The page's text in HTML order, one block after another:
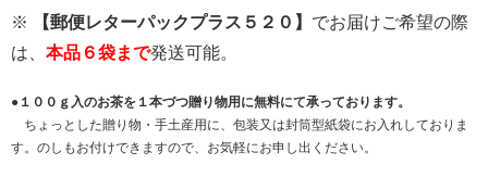
※ 【郵便レターパックプラス５２０】 でお届けご希望の際
は、 本品６袋まで発送可能。
●１００ｇ入のお茶を１本づつ贈り物用に無料にて承っております。
ちょっとした贈り物・手土産用に、包装又は封筒型紙袋にお入れしておりま
す。のしもお付けできますので、お気軽にお申し出ください。